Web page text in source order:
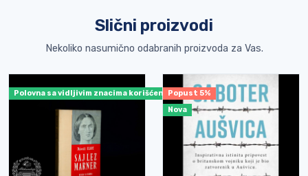
Slični proizvodi
Nekoliko nasumično odabranih proizvoda za Vas.
Polovna sa vidljivim znacima korišćenjaPopust 5%
Nova